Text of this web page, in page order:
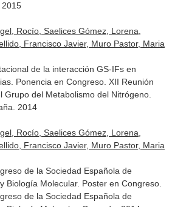
2015
Rocío, Saelices Gómez, Lorena,
Francisco Javier, Muro Pastor, Maria
de la interacción GS-IFs en
Ponencia en Congreso. XII Reunión
Grupo del Metabolismo del Nitrógeno.
2014
Rocío, Saelices Gómez, Lorena,
Francisco Javier, Muro Pastor, Maria
de la Sociedad Española de
Biología Molecular. Poster en Congreso.
de la Sociedad Española de